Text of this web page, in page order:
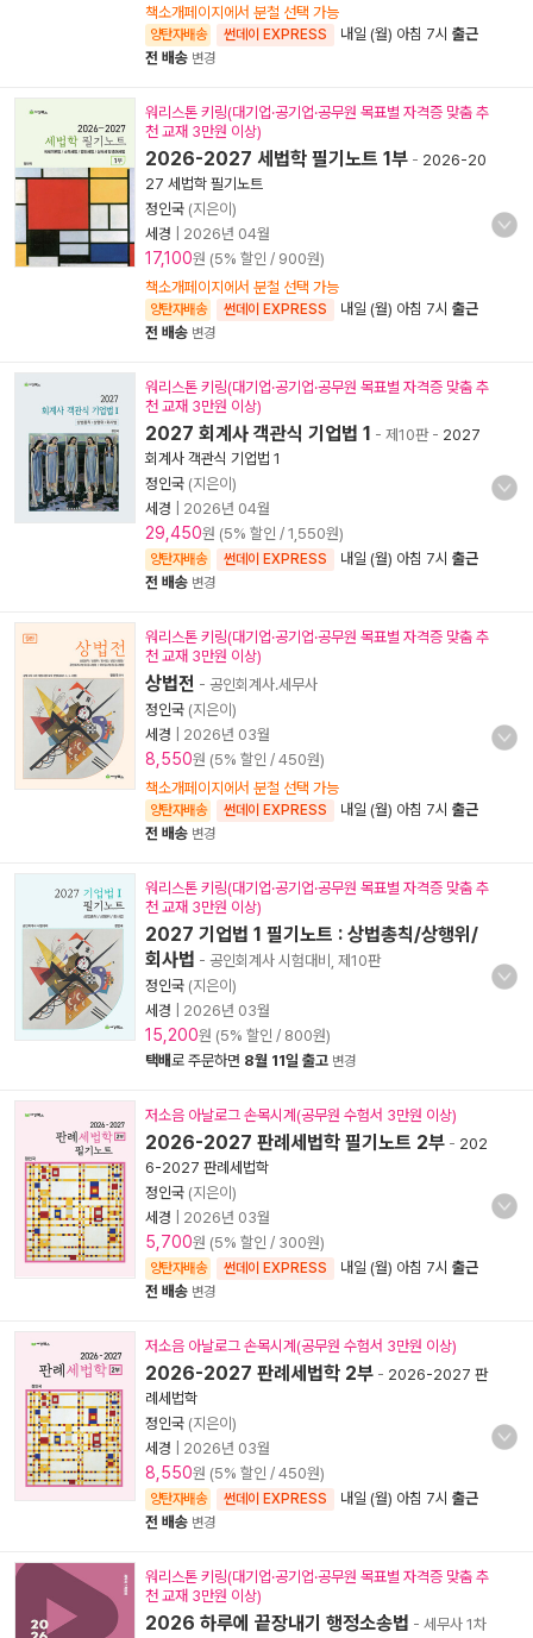
책소개페이지에서 분철 선택 가능
양탄자배송 썬데이 EXPRESS 내일 (월) 아침 7시 출근
전 배송 변경
워리스톤 키링(대기업·공기업·공무원 목표별 자격증 맞춤 추
천 교재 3만원 이상)
2026-2027 세법학 필기노트 1부 - 2026-20
27 세법학 필기노트
정인국 (지은이)
세경
2026년 04월
17,100원 (5% 할인 / 900원)
책소개페이지에서 분철 선택 가능
양탄자배송 썬데이 EXPRESS 내일 (월) 아침 7시 출근
전 배송 변경
워리스톤 키링(대기업·공기업·공무원 목표별 자격증 맞춤 추
천 교재 3만원 이상)
2027 회계사 객관식 기업법 1 - 제10판- 2027
회계사 객관식 기업법 1
정인국 (지은이)
세경
2026년 04월
29,450원 (5% 할인 / 1,550원)
양탄자배송 썬데이 EXPRESS 내일 (월) 아침 7시 출근
전 배송 변경
워리스톤 키링(대기업·공기업·공무원 목표별 자격증 맞춤 추
천 교재 3만원 이상)
상법전 - 공인회계사.세무사
정인국 (지은이)
세경
2026년 03월
8,550원 (5% 할인 / 450원)
책소개페이지에서 분철 선택 가능
양탄자배송 썬데이 EXPRESS 내일 (월) 아침 7시 출근
전 배송 변경
워리스톤 키링(대기업·공기업·공무원 목표별 자격증 맞춤 추
천 교재 3만원 이상)
2027 기업법 1 필기노트 : 상법총칙/상행위/
회사법 - 공인회계사 시험대비, 제10판
정인국 (지은이)
세경
2026년 03월
15,200원 (5% 할인 / 800원)
택배로 주문하면 8월 11일 출고 변경
저소음 아날로그 손목시계(공무원 수험서 3만원 이상)
2026-2027 판례세법학 필기노트 2부 - 202
6-2027 판례세법학
정인국 (지은이)
세경
2026년 03월
5,700원 (5% 할인 / 300원)
양탄자배송 썬데이 EXPRESS 내일 (월) 아침 7시 출근
전 배송 변경
저소음 아날로그 손목시계(공무원 수험서 3만원 이상)
2026-2027 판례세법학 2부 - 2026-2027 판
례세법학
정인국 (지은이)
세경
2026년 03월
8,550원 (5% 할인 / 450원)
양탄자배송 썬데이 EXPRESS 내일 (월) 아침 7시 출근
전 배송 변경
워리스톤 키링(대기업·공기업·공무원 목표별 자격증 맞춤 추
천 교재 3만원 이상)
2026 하루에 끝장내기 행정소송법 - 세무사 1차